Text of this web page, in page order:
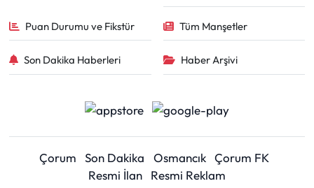
Puan Durumu ve Fikstür Tüm Manşetler
Son Dakika Haberleri Haber Arşivi
Çorum Son Dakika Osmancık Çorum FK
Resmi İlan
Resmi Reklam